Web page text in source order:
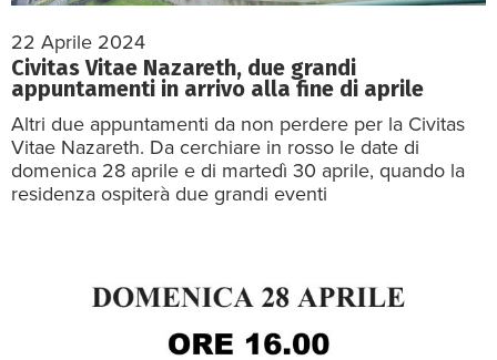
22 Aprile 2024
Civitas Vitae Nazareth, due grandi
appuntamenti in arrivo alla fine di aprile
Altri due appuntamenti da non perdere per la Civitas
Vitae Nazareth. Da cerchiare in rosso le date di
domenica 28 aprile e di martedì 30 aprile, quando la
residenza ospiterà due grandi eventi